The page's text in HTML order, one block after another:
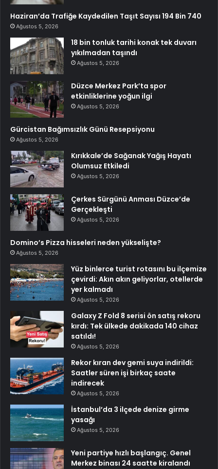
Haziran’da Trafiğe Kaydedilen Taşıt Sayısı 194 Bin 740
Ağustos 5, 2026
18 bin tonluk tarihi konak tek duvarı
yıkılmadan taşındı
Ağustos 5, 2026
Düzce Merkez Park’ta spor
etkinliklerine yoğun ilgi
Ağustos 5, 2026
Gürcistan Bağımsızlık Günü Resepsiyonu
Ağustos 5, 2026
Kırıkkale’de Sağanak Yağış Hayatı
Olumsuz Etkiledi
Ağustos 5, 2026
Çerkes Sürgünü Anması Düzce’de
Gerçekleşti
Ağustos 5, 2026
Domino’s Pizza hisseleri neden yükselişte?
Ağustos 5, 2026
Yüz binlerce turist rotasını bu ilçemize
çevirdi: Akın akın geliyorlar, otellerde
yer kalmadı
Ağustos 5, 2026
Galaxy Z Fold 8 serisi ön satış rekoru
kırdı: Tek ülkede dakikada 140 cihaz
satıldı!
Ağustos 5, 2026
Rekor kıran dev gemi suya indirildi:
Saatler süren işi birkaç saate
indirecek
Ağustos 5, 2026
İstanbul’da 3 ilçede denize girme
yasağı
Ağustos 5, 2026
Yeni partiye hızlı başlangıç. Genel
Merkez binası 24 saatte kiralandı